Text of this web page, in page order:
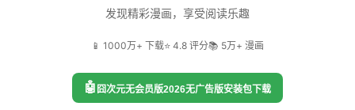
发现精彩漫画，享受阅读乐趣
📱 1000万+ 下载⭐ 4.8 评分📚 5万+ 漫画
🤖 囧次元无会员版2026无广告版安装包下载